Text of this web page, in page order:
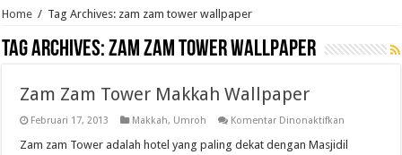
Home / Tag Archives: zam zam tower wallpaper
Tag Archives:zam zam tower wallpaper
Zam Zam Tower Makkah Wallpaper
Februari 17, 2013 Makkah, Umroh Komentar Dinonaktifkan
Zam
Zam zam Tower adalah hotel yang paling dekat dengan Masjidil